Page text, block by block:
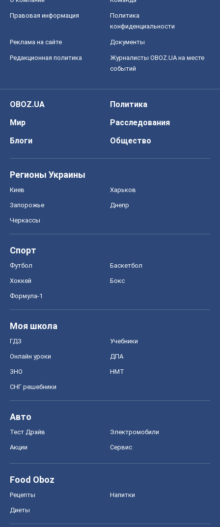
Правовая информация
Политика
конфиденциальности
Реклама на сайте Документы
Редакционная политика
Журналисты OBOZ.UA на месте
событий
OBOZ.UA
Политика
Мир
Расследования
Блоги
Общество
Регионы Украины
Киев Харьков
Запорожье Днепр
Черкассы
Спорт
Футбол Баскетбол
Хоккей Бокс
Формула-1
Моя школа
ГДЗ Учебники
Онлайн уроки ДПА
ЗНО НМТ
СНГ решебники
Авто
Тест Драйв Электромобили
Акции Сервис
Food Oboz
Рецепты Напитки
Диеты